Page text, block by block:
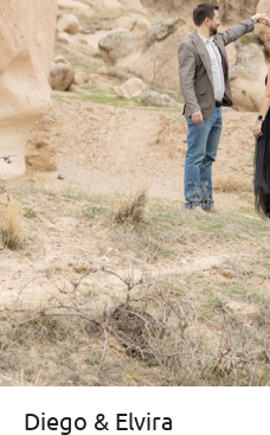
Diego & Elvira